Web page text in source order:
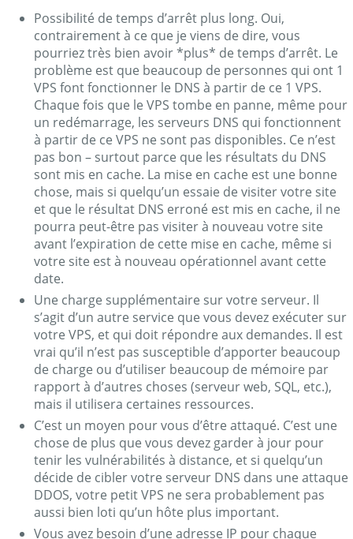
Possibilité de temps d’arrêt plus long. Oui,
contrairement à ce que je viens de dire, vous
pourriez très bien avoir *plus* de temps d’arrêt. Le
problème est que beaucoup de personnes qui ont 1
VPS font fonctionner le DNS à partir de ce 1 VPS.
Chaque fois que le VPS tombe en panne, même pour
un redémarrage, les serveurs DNS qui fonctionnent
à partir de ce VPS ne sont pas disponibles. Ce n’est
pas bon – surtout parce que les résultats du DNS
sont mis en cache. La mise en cache est une bonne
chose, mais si quelqu’un essaie de visiter votre site
et que le résultat DNS erroné est mis en cache, il ne
pourra peut-être pas visiter à nouveau votre site
avant l’expiration de cette mise en cache, même si
votre site est à nouveau opérationnel avant cette
date.
Une charge supplémentaire sur votre serveur. Il
s’agit d’un autre service que vous devez exécuter sur
votre VPS, et qui doit répondre aux demandes. Il est
vrai qu’il n’est pas susceptible d’apporter beaucoup
de charge ou d’utiliser beaucoup de mémoire par
rapport à d’autres choses (serveur web, SQL, etc.),
mais il utilisera certaines ressources.
C’est un moyen pour vous d’être attaqué. C’est une
chose de plus que vous devez garder à jour pour
tenir les vulnérabilités à distance, et si quelqu’un
décide de cibler votre serveur DNS dans une attaque
DDOS, votre petit VPS ne sera probablement pas
aussi bien loti qu’un hôte plus important.
Vous avez besoin d’une adresse IP pour chaque